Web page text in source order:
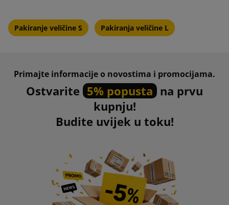
Pakiranje veličine S Pakiranja veličine L
Primajte informacije o novostima i promocijama.
Ostvarite 5% popusta na prvu
kupnju!
Budite uvijek u toku!